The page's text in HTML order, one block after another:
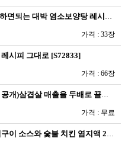
는 대박 염소보양탕 레시피입니다 [S728…
가격 : 33장
시피 그대로 [S72833]
가격 : 66장
살 매출을 두배로 끌어올려준 초강추 대파…
가격 : 무료
스와 숯불 치킨 염지액 2종 디테일 레시…